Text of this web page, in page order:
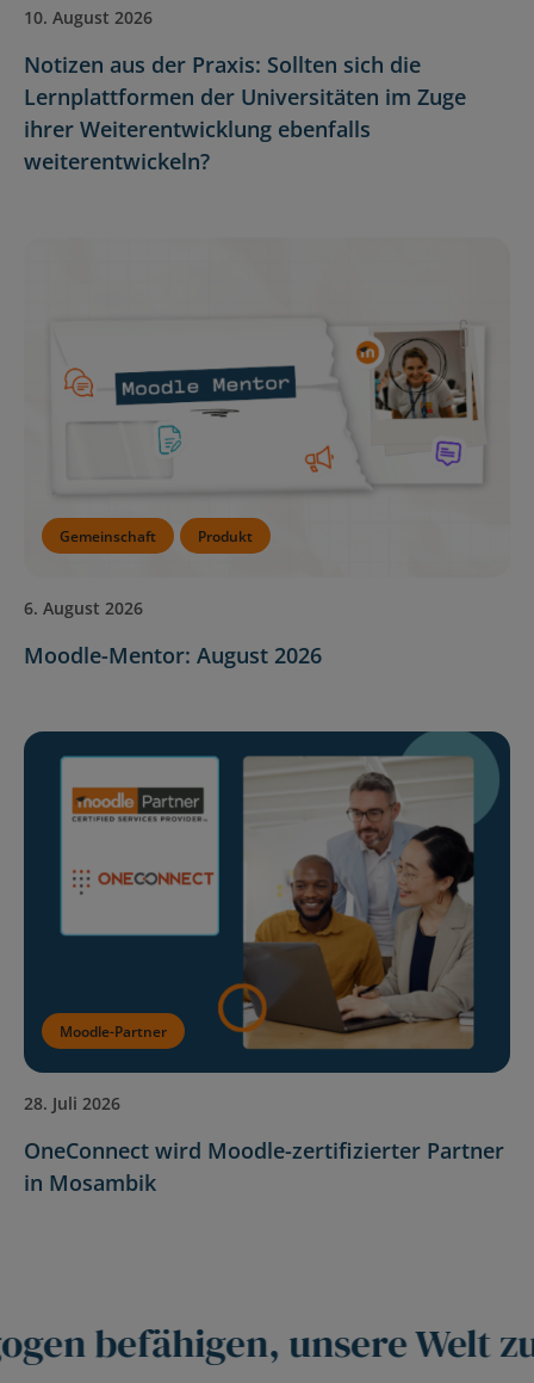
10. August 2026
Notizen aus der Praxis: Sollten sich die
Lernplattformen der Universitäten im Zuge
ihrer Weiterentwicklung ebenfalls
weiterentwickeln?
Gemeinschaft Produkt
6. August 2026
Moodle-Mentor: August 2026
Moodle-Partner
28. Juli 2026
OneConnect wird Moodle-zertifizierter Partner
in Mosambik
befähigen, unsere Welt